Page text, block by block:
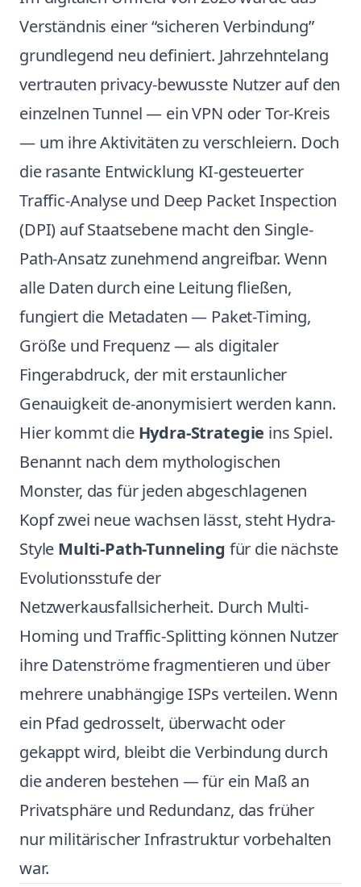
Verständnis einer “sicheren Verbindung”
grundlegend neu definiert. Jahrzehntelang
vertrauten privacy-bewusste Nutzer auf den
einzelnen Tunnel — ein VPN oder Tor-Kreis
— um ihre Aktivitäten zu verschleiern. Doch
die rasante Entwicklung KI-gesteuerter
Traffic-Analyse und Deep Packet Inspection
(DPI) auf Staatsebene macht den Single-
Path-Ansatz zunehmend angreifbar. Wenn
alle Daten durch eine Leitung fließen,
fungiert die Metadaten — Paket-Timing,
Größe und Frequenz — als digitaler
Fingerabdruck, der mit erstaunlicher
Genauigkeit de-anonymisiert werden kann.
Hier kommt die Hydra-Strategie ins Spiel.
Benannt nach dem mythologischen
Monster, das für jeden abgeschlagenen
Kopf zwei neue wachsen lässt, steht Hydra-
Style Multi-Path-Tunneling für die nächste
Evolutionsstufe der
Netzwerkausfallsicherheit. Durch Multi-
Homing und Traffic-Splitting können Nutzer
ihre Datenströme fragmentieren und über
mehrere unabhängige ISPs verteilen. Wenn
ein Pfad gedrosselt, überwacht oder
gekappt wird, bleibt die Verbindung durch
die anderen bestehen — für ein Maß an
Privatsphäre und Redundanz, das früher
nur militärischer Infrastruktur vorbehalten
war.